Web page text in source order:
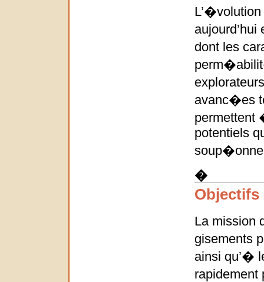
L’�volution
dont les
avanc�es
permettent
potentiels
�
La
gisements
ainsi qu’�